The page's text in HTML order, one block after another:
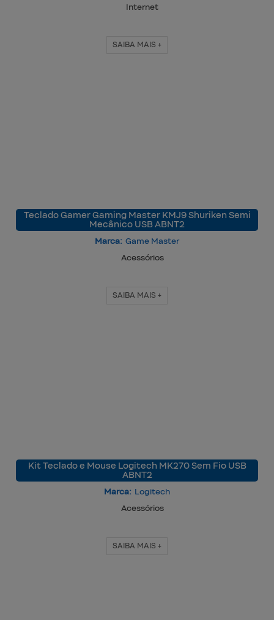
Internet
SAIBA MAIS +
Teclado Gamer Gaming Master KMJ9 Shuriken Semi
Mecânico USB ABNT2
Marca: Game Master
Acessórios
SAIBA MAIS +
Kit Teclado e Mouse Logitech MK270 Sem Fio USB
ABNT2
Marca: Logitech
Acessórios
SAIBA MAIS +